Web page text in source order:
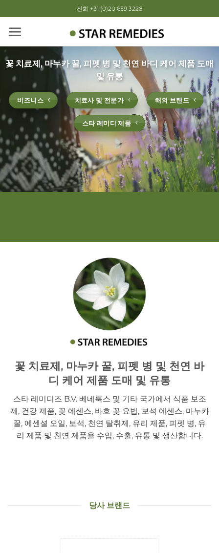
to
content
전화 +31 (0)20 659 3228
꽃 치료제, 마누카 꿀, 피펫 병 및 천연 바디 케어 제품 도매
및 유통
비즈니스 치료사 및 전문가 해외 브랜드
스타 레미디 제품
꽃 치료제, 마누카 꿀, 피펫 병 및 천연 바
디 케어 제품 도매 및 유통
스타 레미디즈 B.V. 베네룩스 및 기타 국가에서 식품 보조
제, 건강 제품, 꽃 에센스, 바흐 꽃 요법, 보석 에센스, 마누카
꿀, 에센셜 오일, 보석, 천연 탈취제, 유리 제품, 피펫 병, 유
리 제품 및 천연 제품을 수입, 수출, 유통 및 생산합니다.
당사 브랜드